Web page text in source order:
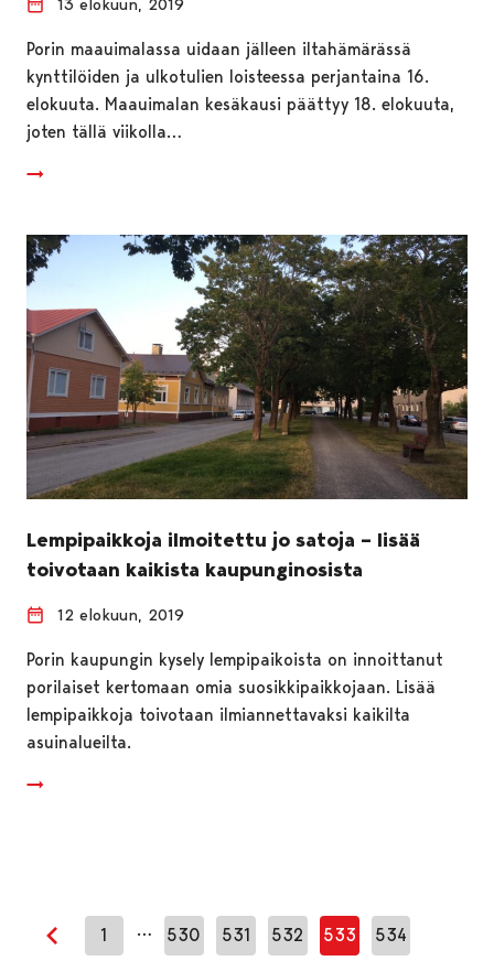
13 elokuun, 2019
Porin maauimalassa uidaan jälleen iltahämärässä
kynttilöiden ja ulkotulien loisteessa perjantaina 16.
elokuuta. Maauimalan kesäkausi päättyy 18. elokuuta,
joten tällä viikolla…
Lempipaikkoja ilmoitettu jo satoja – lisää
toivotaan kaikista kaupunginosista
12 elokuun, 2019
Porin kaupungin kysely lempipaikoista on innoittanut
porilaiset kertomaan omia suosikkipaikkojaan. Lisää
lempipaikkoja toivotaan ilmiannettavaksi kaikilta
asuinalueilta.
Edellinen sivu
1 … 530 531 532 533 534